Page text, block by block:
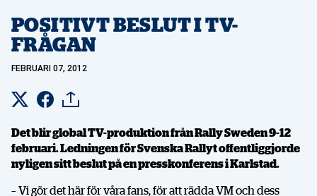
POSITIVT BESLUT I TV-
FRÅGAN
FEBRUARI 07, 2012
Det blir global TV-produktion från Rally Sweden 9-12
februari. Ledningen för Svenska Rallyt offentliggjorde
nyligen sitt beslut på en presskonferens i Karlstad.
– Vi gör det här för våra fans, för att rädda VM och dess